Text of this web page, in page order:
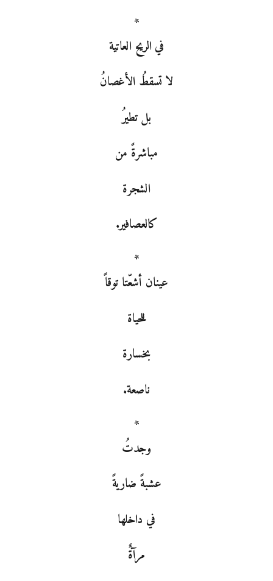
*
في الريح العاتية
لا تسقطُ الأغصانُ
بل تطيرُ
مباشرةً من
الشجرة
كالعصافير.
*
عينان أشعّتا توقاً
للحياة
بخسارة
ناصعة.
*
وجدتُ
عشبةً ضاريةً
في داخلها
مرآةٌ